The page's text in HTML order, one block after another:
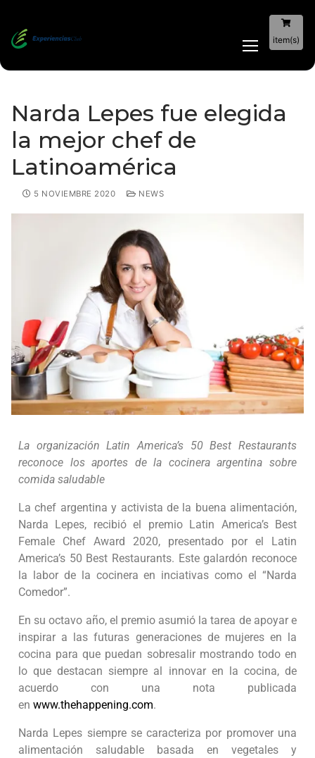
item(s)
Narda Lepes fue elegida
la mejor chef de
Latinoamérica
5 NOVIEMBRE 2020 NEWS
La organización Latin America’s 50 Best Restaurants
reconoce los aportes de la cocinera argentina sobre
comida saludable
La chef argentina y activista de la buena alimentación,
Narda Lepes, recibió el premio Latin America’s Best
Female Chef Award 2020, presentado por el Latin
America’s 50 Best Restaurants. Este galardón reconoce
la labor de la cocinera en inciativas como el “Narda
Comedor”.
En su octavo año, el premio asumió la tarea de apoyar e
inspirar a las futuras generaciones de mujeres en la
cocina para que puedan sobresalir mostrando todo en
lo que destacan siempre al innovar en la cocina, de
acuerdo con una nota publicada
en www.thehappening.com.
Narda Lepes siempre se caracteriza por promover una
alimentación saludable basada en vegetales y